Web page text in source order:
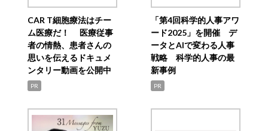
CAR T細胞療法はチー
ム医療だ！ 医療従事
者の情熱、患者さんの
思いを伝えるドキュメ
ンタリー動画を公開中
PR
「第4回科学的人事アワ
ード2025」を開催 デ
ータとAIで変わる人事
戦略 科学的人事の最
新事例
PR